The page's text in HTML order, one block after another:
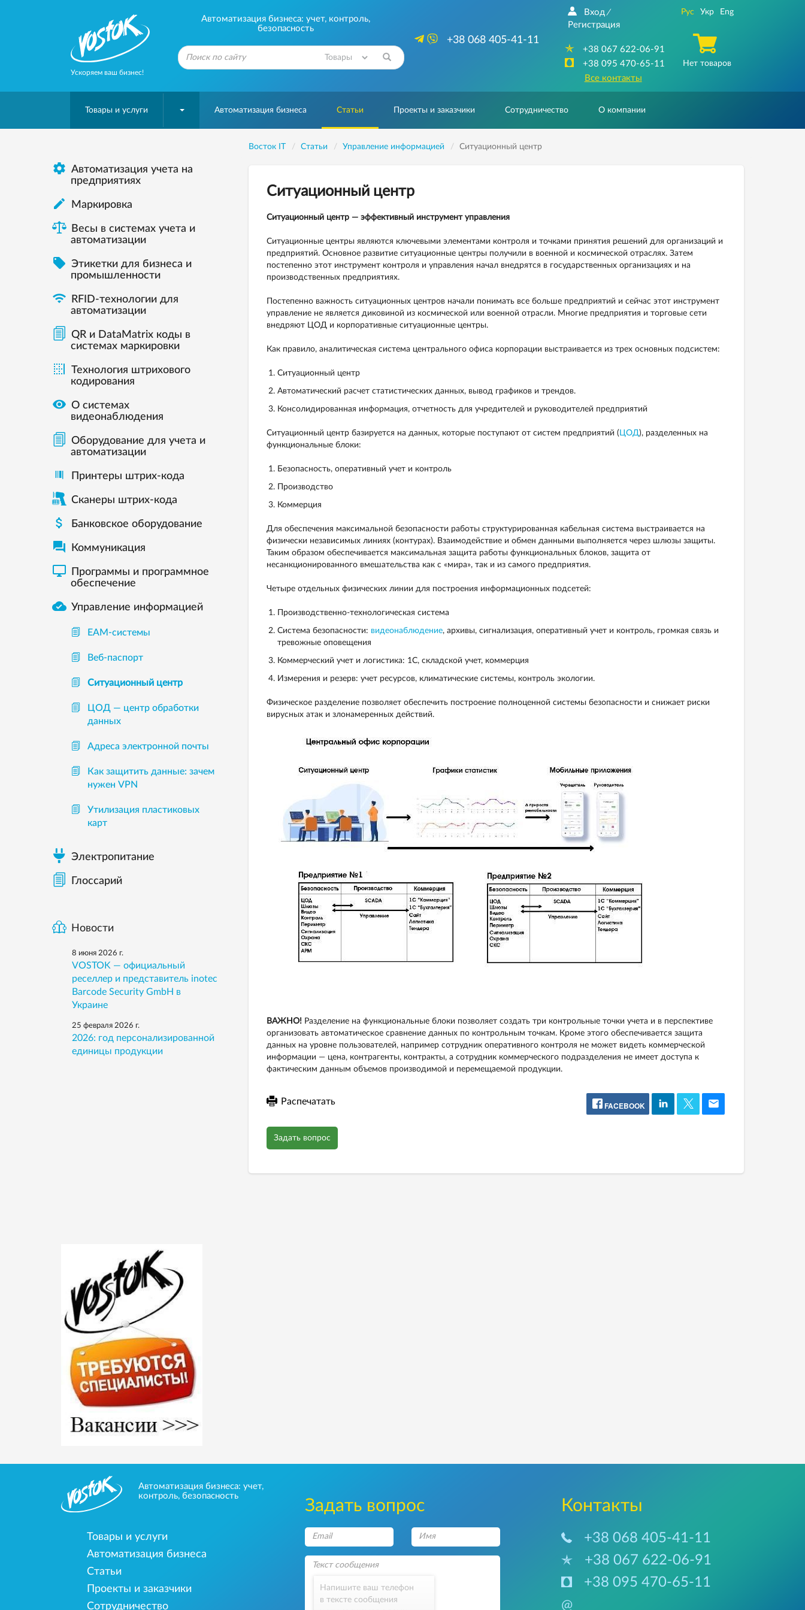
Ускоряем ваш бизнес!
Автоматизация бизнеса: учет, контроль,
безопасность
+38 068 405-41-11
Вход /
Регистрация
+38 067 622-06-91
+38 095 470-65-11
Все контакты
Рус Укр Eng
Нет товаров
Товары и услуги Автоматизация бизнеса Статьи Проекты и заказчики Сотрудничество О компании
Восток IT Статьи Управление информацией Ситуационный центр
Ситуационный центр
Ситуационный центр — эффективный инструмент управления
Ситуационные центры являются ключевыми элементами контроля и точками принятия решений для организаций и
предприятий. Основное развитие ситуационные центры получили в военной и космической отраслях. Затем
постепенно этот инструмент контроля и управления начал внедрятся в государственных организациях и на
производственных предприятиях.
Постепенно важность ситуационных центров начали понимать все больше предприятий и сейчас этот инструмент
управление не является диковиной из космической или военной отрасли. Многие предприятия и торговые сети
внедряют ЦОД и корпоративные ситуационные центры.
Как правило, аналитическая система центрального офиса корпорации выстраивается из трех основных подсистем:
Ситуационный центр
Автоматический расчет статистических данных, вывод графиков и трендов.
Консолидированная информация, отчетность для учредителей и руководителей предприятий
Ситуационный центр базируется на данных, которые поступают от систем предприятий ( ЦОД), разделенных на
функциональные блоки:
Безопасность, оперативный учет и контроль
Производство
Коммерция
Для обеспечения максимальной безопасности работы структурированная кабельная система выстраивается на
физически независимых линиях (контурах). Взаимодействие и обмен данными выполняется через шлюзы защиты.
Таким образом обеспечивается максимальная защита работы функциональных блоков, защита от
несанкционированного вмешательства как с «мира», так и из самого предприятия.
Четыре отдельных физических линии для построения информационных подсетей:
Производственно-технологическая система
Система безопасности: видеонаблюдение, архивы, сигнализация, оперативный учет и контроль, громкая связь и
тревожные оповещения
Коммерческий учет и логистика: 1С, складской учет, коммерция
Измерения и резерв: учет ресурсов, климатические системы, контроль экологии.
Физическое разделение позволяет обеспечить построение полноценной системы безопасности и снижает риски
вирусных атак и злонамеренных действий.
ВАЖНО! Разделение на функциональные блоки позволяет создать три контрольные точки учета и в перспективе
организовать автоматическое сравнение данных по контрольным точкам. Кроме этого обеспечивается защита
данных на уровне пользователей, например сотрудник оперативного контроля не может видеть коммерческой
информации — цена, контрагенты, контракты, а сотрудник коммерческого подразделения не имеет доступа к
фактическим данным объемов производимой и перемещаемой продукции.
Распечатать FACEBOOK
Задать вопрос
 Автоматизация учета на
предприятиях
 Маркировка
Весы в системах учета и
автоматизации
 Этикетки для бизнеса и
промышленности

RFID-технологии для
автоматизации
QR и DataMatrix коды в
системах маркировки

Технология штрихового
кодирования
 О системах
видеонаблюдения
Оборудование для учета и
автоматизации
Принтеры штрих-кода
Сканеры штрих-кода
 Банковское оборудование
 Коммуникация

Программы и программное
обеспечение
 Управление информацией
EAM-системы
Веб-паспорт
Ситуационный центр
ЦОД — центр обработки
данных
Адреса электронной почты
Как защитить данные: зачем
нужен VPN
Утилизация пластиковых
карт
Электропитание
Глоссарий
Новости
8 июня 2026 г.
VOSTOK — официальный
реселлер и представитель inotec
Barcode Security GmbH в
Украине
25 февраля 2026 г.
2026: год персонализированной
единицы продукции
Автоматизация бизнеса: учет,
контроль, безопасность
Товары и услуги
Автоматизация бизнеса
Статьи
Проекты и заказчики
Сотрудничество
Задать вопрос
Напишите ваш телефон
в тексте сообщения
Контакты
+38 068 405-41-11
+38 067 622-06-91
+38 095 470-65-11
@